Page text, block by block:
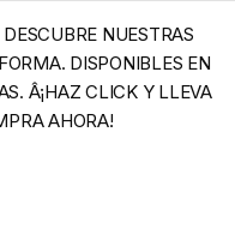
NUESTRAS
DISPONIBLES EN
Â¡HAZ CLICK Y LLEVA
AHORA!